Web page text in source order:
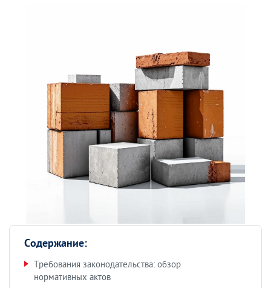
Содержание:
Требования законодательства: обзор
нормативных актов